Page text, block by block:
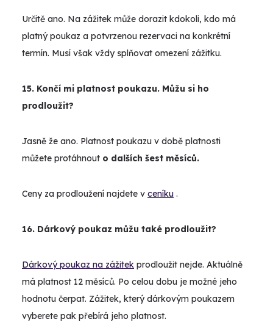
Určitě ano. Na zážitek může dorazit kdokoli, kdo má
platný poukaz a potvrzenou rezervaci na konkrétní
termín. Musí však vždy splňovat omezení zážitku.
15. Končí mi platnost poukazu. Můžu si ho
prodloužit?
Jasně že ano. Platnost poukazu v době platnosti
můžete protáhnout o dalších šest měsíců.
Ceny za prodloužení najdete v ceníku .
16. Dárkový poukaz můžu také prodloužit?
Dárkový poukaz na zážitek prodloužit nejde. Aktuálně
má platnost 12 měsíců. Po celou dobu je možné jeho
hodnotu čerpat. Zážitek, který dárkovým poukazem
vyberete pak přebírá jeho platnost.